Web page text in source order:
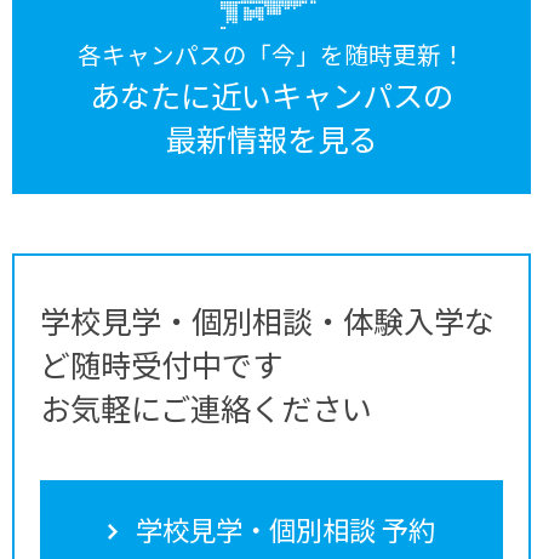
各キャンパスの「今」を随時更新！
あなたに近いキャンパスの
最新情報を見る
学校見学・個別相談・体験入学な
ど随時受付中です
お気軽にご連絡ください
学校見学・個別相談 予約